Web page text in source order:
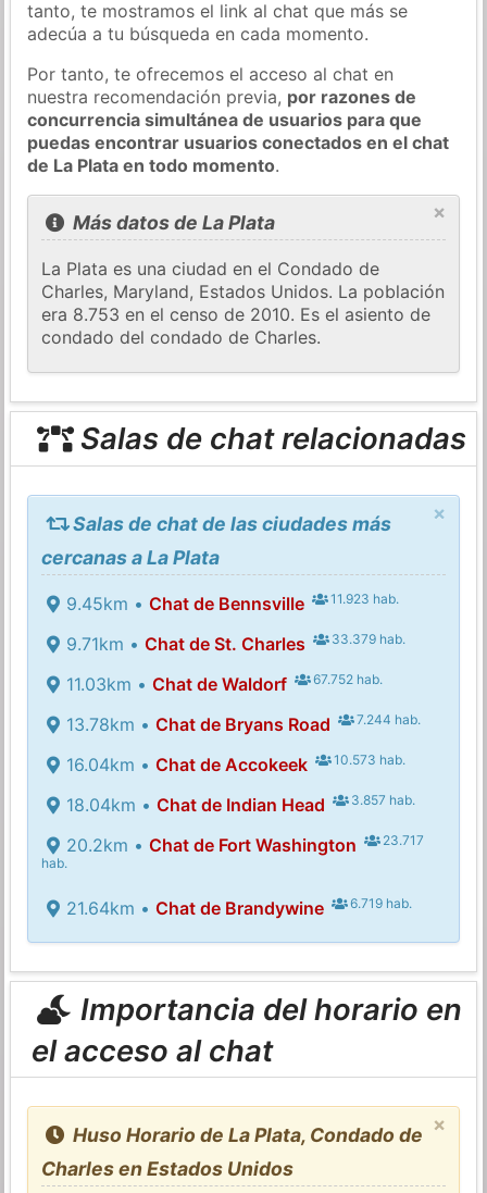
tanto, te mostramos el link al chat que más se
adecúa a tu búsqueda en cada momento.
Por tanto, te ofrecemos el acceso al chat en
nuestra recomendación previa, por razones de
concurrencia simultánea de usuarios para que
puedas encontrar usuarios conectados en el chat
de La Plata en todo momento.
×
Más datos de La Plata
La Plata es una ciudad en el Condado de
Charles, Maryland, Estados Unidos. La población
era 8.753 en el censo de 2010. Es el asiento de
condado del condado de Charles.
Salas de chat relacionadas
×
Salas de chat de las ciudades más
cercanas a La Plata
9.45km • Chat de Bennsville 11.923 hab.
9.71km • Chat de St. Charles 33.379 hab.
11.03km • Chat de Waldorf 67.752 hab.
13.78km • Chat de Bryans Road 7.244 hab.
16.04km • Chat de Accokeek 10.573 hab.
18.04km • Chat de Indian Head 3.857 hab.
20.2km • Chat de Fort Washington
23.717
hab.
21.64km • Chat de Brandywine 6.719 hab.
Importancia del horario en
el acceso al chat
×
Huso Horario de La Plata, Condado de
Charles en Estados Unidos